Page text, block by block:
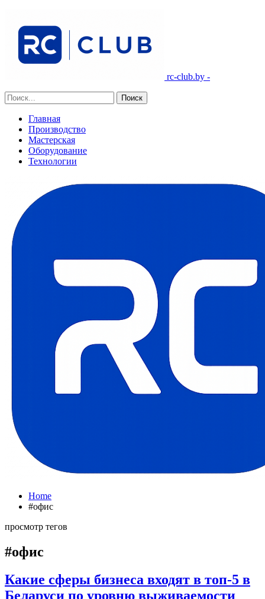
rc-club.by -
Главная
Производство
Мастерская
Оборудование
Технологии
Home
#офис
просмотр тегов
#офис
Какие сферы бизнеса входят в топ-5 в
Беларуси по уровню выживаемости